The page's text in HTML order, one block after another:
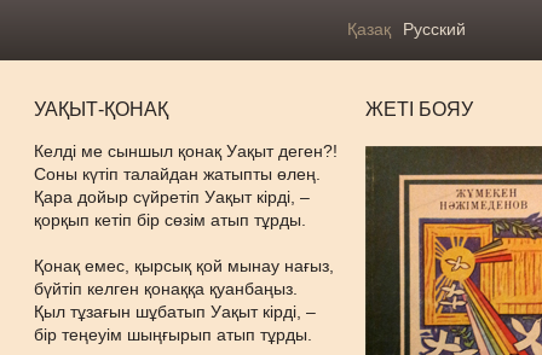
Қазақ Русский
УАҚЫТ-ҚОНАҚ
Келді ме сыншыл қонақ Уақыт деген?!
Соны күтіп талайдан жатыпты өлең.
Қара дойыр сүйретіп Уақыт кірді, –
қорқып кетіп бір сөзім атып тұрды.
Қонақ емес, қырсық қой мынау нағыз,
бүйтіп келген қонаққа қуанбаңыз.
Қыл тұзағын шұбатып Уақыт кірді, –
бір теңеуім шыңғырып атып тұрды.
ЖЕТІ БОЯУ